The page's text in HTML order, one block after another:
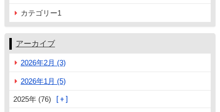
カテゴリー1
アーカイブ
2026年2月 (3)
2026年1月 (5)
2025年 (76)